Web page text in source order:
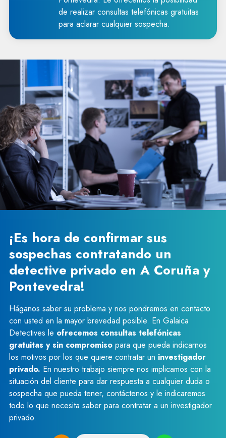
de realizar consultas telefónicas gratuitas
para aclarar cualquier sospecha.
¡Es hora de confirmar sus
sospechas contratando un
detective privado en A Coruña y
Pontevedra!
Háganos saber su problema y nos pondremos en contacto
con usted en la mayor brevedad posible. En Galaica
Detectives le ofrecemos consultas telefónicas
gratuitas y sin compromiso para que pueda indicarnos
los motivos por los que quiere contratar un investigador
privado. En nuestro trabajo siempre nos implicamos con la
situación del cliente para dar respuesta a cualquier duda o
sospecha que pueda tener, contáctenos y le indicaremos
todo lo que necesita saber para contratar a un investigador
privado.